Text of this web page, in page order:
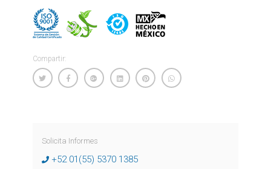
Compartir:
Solicita Informes
+52 01(55) 5370 1385